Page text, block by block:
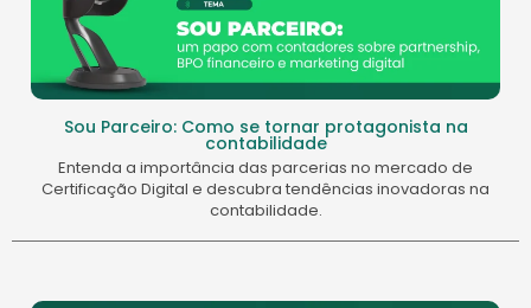
Sou Parceiro: Como se tornar protagonista na
contabilidade
Entenda a importância das parcerias no mercado de
Certificação Digital e descubra tendências inovadoras na
contabilidade.